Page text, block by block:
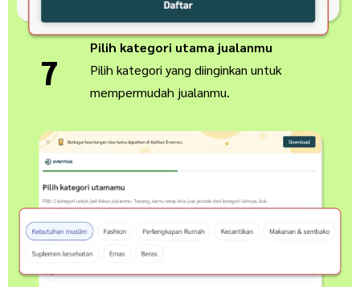
7
Pilih kategori utama jualanmu
Pilih kategori yang diinginkan untuk
mempermudah jualanmu.